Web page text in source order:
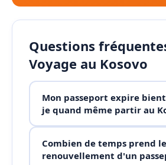
Questions
Voyage au Kosovo
Mon passeport expire
je quand même partir au
Combien de temps prend le
renouvellement d'un